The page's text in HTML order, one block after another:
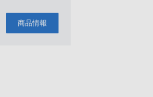
商品情報